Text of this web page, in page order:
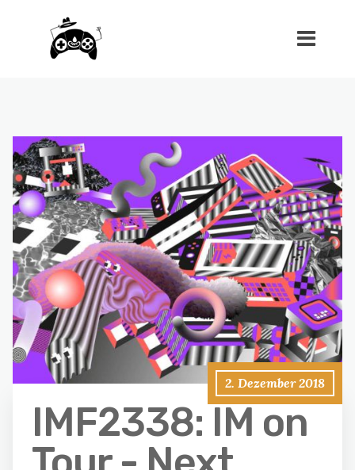
2. Dezember 2018
IMF2338: IM on